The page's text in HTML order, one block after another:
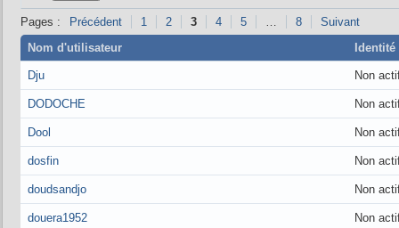
Pages : Précédent 1 2 3 4 5 … 8
Suivant
Nom d'utilisateur
Identité
Dju Non
DODOCHE Non
Dool Non
dosfin Non
doudsandjo Non
douera1952 Non